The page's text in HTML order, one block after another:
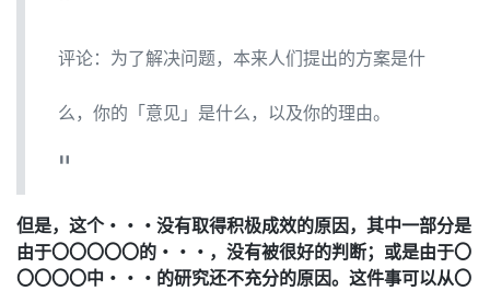
评论：为了解决问题，本来人们提出的方案是什
么，你的「意见」是什么，以及你的理由。
但是，这个・・・没有取得积极成效的原因，其中一部分是
由于〇〇〇〇〇的・・・，没有被很好的判断；或是由于〇
〇〇〇〇中・・・的研究还不充分的原因。这件事可以从〇